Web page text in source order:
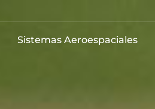
Sistemas Aeroespaciales